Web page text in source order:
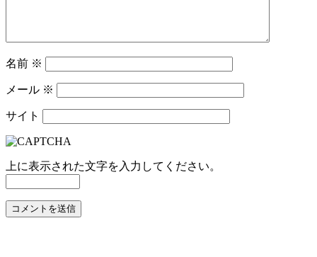
名前 ※
メール ※
サイト
上に表示された文字を入力してください。